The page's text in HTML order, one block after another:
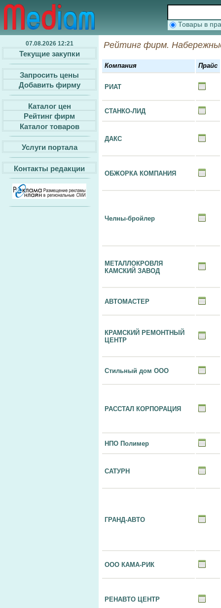
Товары в
07.08.2026 12:21
Текущие закупки
Запросить цены
Добавить фирму
Каталог цен
Рейтинг фирм
Каталог товаров
Услуги портала
Контакты редакции
Рейтинг фирм.
Компания Прайс
РИАТ
СТАНКО-ЛИД
ДАКС
ОБЖОРКА КОМПАНИЯ
Челны-бройлер
МЕТАЛЛОКРОВЛЯ
КАМСКИЙ ЗАВОД
АВТОМАСТЕР
КРАМСКИЙ РЕМОНТНЫЙ
ЦЕНТР
Стильный дом ООО
РАССТАЛ КОРПОРАЦИЯ
НПО Полимер
САТУРН
ГРАНД-АВТО
ООО КАМА-РИК
РЕНАВТО ЦЕНТР